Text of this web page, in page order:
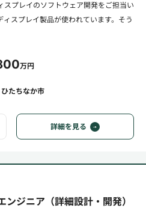
スプレイのソフトウェア開発をご担当い
スプレイ製品が使われています。そう
万円
ひたちなか市
詳細を見る
ンジニア（詳細設計・開発）